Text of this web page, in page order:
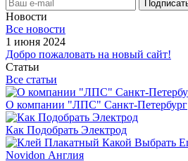
Новости
Все новости
1 июня 2024
Добро пожаловать на новый сайт!
Статьи
Все статьи
О компании "ЛПС" Санкт-Петербург
Как Подобрать Электрод